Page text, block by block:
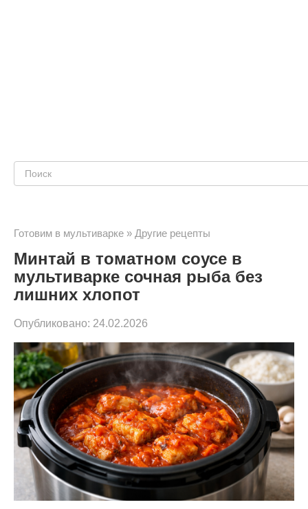
Поиск:
Готовим в мультиварке » Другие рецепты
Минтай в томатном соусе в
мультиварке сочная рыба без
лишних хлопот
Опубликовано: 24.02.2026